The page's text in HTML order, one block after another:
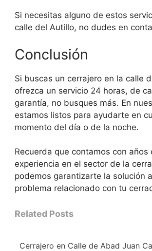
Si necesitas alguno de estos
calle del Autillo, no dudes en
Conclusión
Si buscas un cerrajero en la calle
ofrezca un servicio 24 horas, de
garantía, no busques más. En
estamos listos para ayudarte en
momento del día o de la noche.
Recuerda que contamos con años
experiencia en el sector de la
podemos garantizarte la solución
problema relacionado con tu
Related Posts
Cerrajero en Calle de Abad Juan